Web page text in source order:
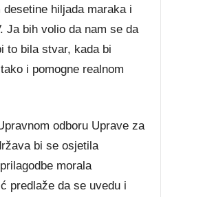
hiljada maraka i
Ja bih volio da nam se da
to bila stvar, kada bi
i pomogne realnom
odboru Uprave za
bi se osjetila
morala
predlaže da se uvedu i